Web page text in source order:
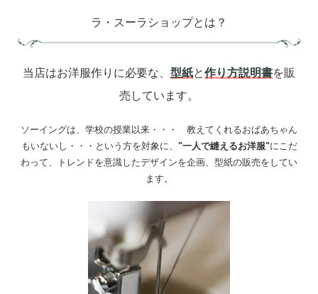
ラ・スーラショップとは？
当店はお洋服作りに必要な、 型紙と作り方説明書を販
売しています。
ソーイングは、学校の授業以来・・・ 教えてくれるおばあちゃん
もいないし・・・という方を対象に、 "一人で縫えるお洋服"にこだ
わって、トレンドを意識したデザインを企画、型紙の販売をしてい
ます。